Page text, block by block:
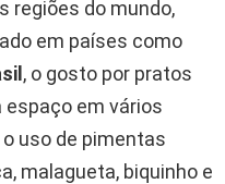
regiões do mundo,
em países como
, o gosto por pratos
em vários
o uso de pimentas
malagueta, biquinho e